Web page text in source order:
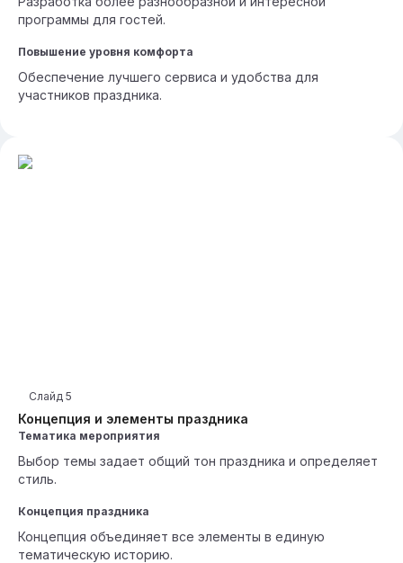
программы для гостей.
Повышение уровня комфорта
Обеспечение лучшего сервиса и удобства для
участников праздника.
Концепция и элементы праздника
Слайд 5
Тематика мероприятия
Выбор темы задает общий тон праздника и определяет
стиль.
Концепция праздника
Концепция объединяет все элементы в единую
тематическую историю.